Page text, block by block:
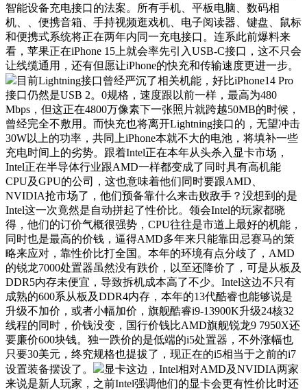
智能设备充电接口的法案。所有手机、平板电脑、数码相
机、、便携音箱、手持视频逛戏机、电子阅读器、键盘、鼠标
和便携式系统将正在两年内同一充电接口。连系此前爆料来
看，苹果正在iPhone 15上就会率先引入USB-C接口，这不只会
让线缆通用，还有但愿让iPhone的快充和传输速度更进一步。
目前Lightning接口曾经严沉了相关机能，好比iPhone14 Pro
接口仍然是USB 2。0规格，速度跟以前一样，最高为480
Mbps，但这正在4800万像素下一张照片就跨越50MB的时候，
曾经完全不敷用。而快充也将离开Lightning接口的，无望冲击
30W以上的功率，共同上iPhone本就不大的电池，将填补一些
充电时间上的劣势。跟着Intel正在本年从头杀入显卡市场，
Intel正在半导体行业跟AMD一样都变成了同时具有高机能
CPU及GPU的公司，这也意味着他们同时要跟AMD、
NVIDIA抢市场了，他们预备靠什么来击败敌手？没想到的是
Intel这一次竟然是自动拼起了性价比。领会Intel的玩家都晓
得，他们的订价气概很强势，CPU往往是市道上最好的机能，
同时也是最高的价钱，逼得AMD多年来只能靠田忌赛马的策
略来应对，靠性价比打全国。本年的环境有点分歧了，AMD
的锐龙7000处置器虽然没有跌价，以至还降价了，可是从板及
DDR5内存未便宜，导致拆机成本高了不少。Intel这边不只有
成熟的600系从板及DDR4内存，本年的13代酷睿也能够说是
升级不加价，或者小幅加价，旗舰酷睿i9-13900K升级24核32
线程的同时，价钱没变，国行价钱比AMD旗舰锐龙9 7950X还
要廉价600块钱。独一跌价的是低端的i5处置器，不外涨幅也
只要30美元，终究规格也提拔了，现正在的i5相当于之前的i7
设置装备摆设了。
显卡这边，Intel相对AMD及NVIDIA两家
来说是新人玩家，之前Intel强调他们的显卡会更有性价比时还